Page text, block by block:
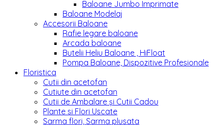
Baloane Jumbo Imprimate
Baloane Modelaj
Accesorii Baloane
Rafie legare baloane
Arcada baloane
Butelii Heliu Baloane , HiFloat
Pompa Baloane, Dispozitive Profesionale
Floristica
Cutii din acetofan
Cutiute din acetofan
Cutii de Ambalare și Cutii Cadou
Plante si Flori Uscate
Sarma flori, Sarma plusata